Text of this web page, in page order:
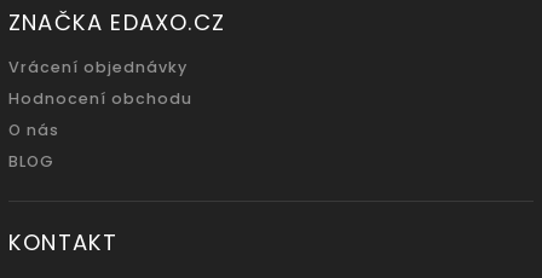
ZNAČKA EDAXO.CZ
Vrácení objednávky
Hodnocení obchodu
O nás
BLOG
KONTAKT